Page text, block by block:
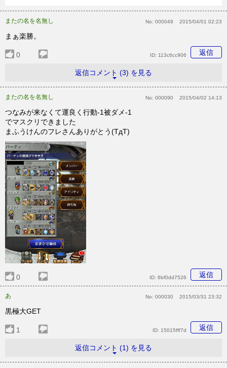
またの名を名無し No: 000049 2015/04/01 02:23
まぁ楽勝。
0 返信
ID: 113c6cc906
返信コメント (3) を見る
またの名を名無し No: 000090 2015/04/02 14:13
つなみが来なくて運良く行動-1被ダメ-1
でマスクリできました
まふうけんのフレさんありがとう(TдT)
0 返信
ID: 6bf0dd7526
あ No: 000030 2015/03/31 23:32
黒極大GET
1 返信
ID: 15015fff7d
返信コメント (1) を見る